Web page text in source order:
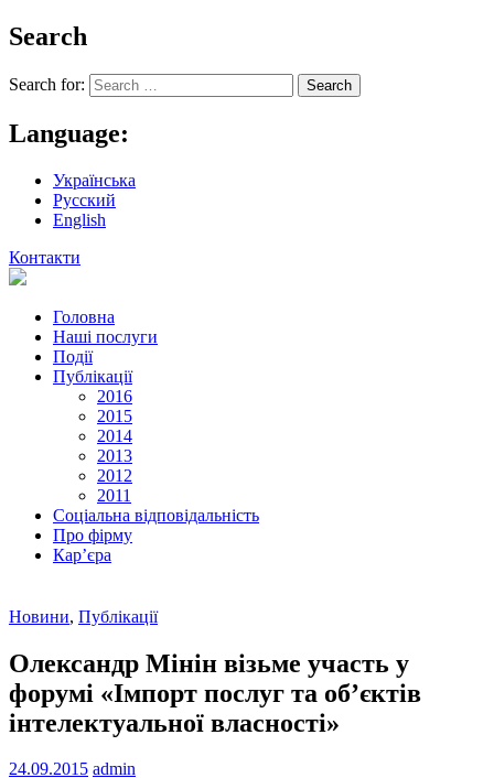
Search
Search for:
Language:
Українська
Русский
English
Контакти
Головна
Наші послуги
Події
Публікації
2016
2015
2014
2013
2012
2011
Соціальна відповідальність
Про фiрму
Кар’єра
Новини, Публікації
Олександр Мінін візьме участь у
форумі «Імпорт послуг та об’єктів
інтелектуальної власності»
24.09.2015 admin